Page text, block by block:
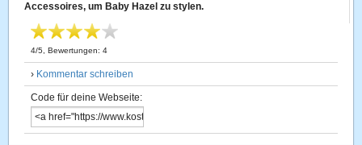
Accessoires, um Baby Hazel zu stylen.
4/5 , Bewertungen:4
› Kommentar schreiben
Code für deine Webseite: